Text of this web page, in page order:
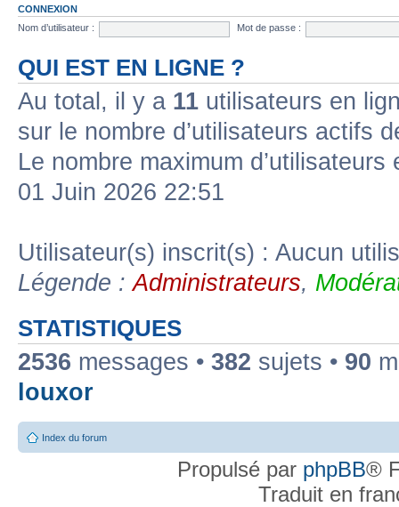
CONNEXION
Nom d’utilisateur :
Mot de passe :
QUI EST EN LIGNE ?
Au total, il y a 11 utilisateurs en
sur le nombre d’utilisateurs actifs
Le nombre maximum
01 Juin 2026 22:51
Utilisateur(s) inscrit(s) : Aucun
Légende :Administrateurs,
STATISTIQUES
2536 messages • 382 sujets • 90
louxor
Index du forum
Propulsé par phpBB®
Traduit en